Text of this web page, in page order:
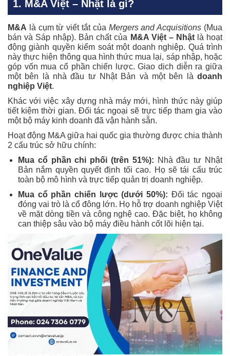
1. M&A Việt – Nhật là gì?
M&A là cụm từ viết tắt của Mergers and Acquisitions (Mua
bán và Sáp nhập). Bản chất của M&A Việt – Nhậtlà hoạt
động giành quyền kiểm soát một doanh nghiệp. Quá trình
này thực hiện thông qua hình thức mua lại, sáp nhập, hoặc
góp vốn mua cổ phần chiến lược. Giao dịch diễn ra giữa
một bên là nhà đầu tư Nhật Bản và một bên là doanh
nghiệp Việt.
Khác với việc xây dựng nhà máy mới, hình thức này giúp
tiết kiệm thời gian. Đối tác ngoại sẽ trực tiếp tham gia vào
một bộ máy kinh doanh đã vận hành sẵn.
Hoạt động M&A giữa hai quốc gia thường được chia thành
2 cấu trúc sở hữu chính:
Mua cổ phần chi phối (trên 51%): Nhà đầu tư Nhật
Bản nắm quyền quyết định tối cao. Họ sẽ tái cấu trúc
toàn bộ mô hình và trực tiếp quản trị doanh nghiệp.
Mua cổ phần chiến lược (dưới 50%): Đối tác ngoại
đóng vai trò là cổ đông lớn. Họ hỗ trợ doanh nghiệp Việt
về mặt dòng tiền và công nghệ cao. Đặc biệt, họ không
can thiệp sâu vào bộ máy điều hành cốt lõi hiện tại.